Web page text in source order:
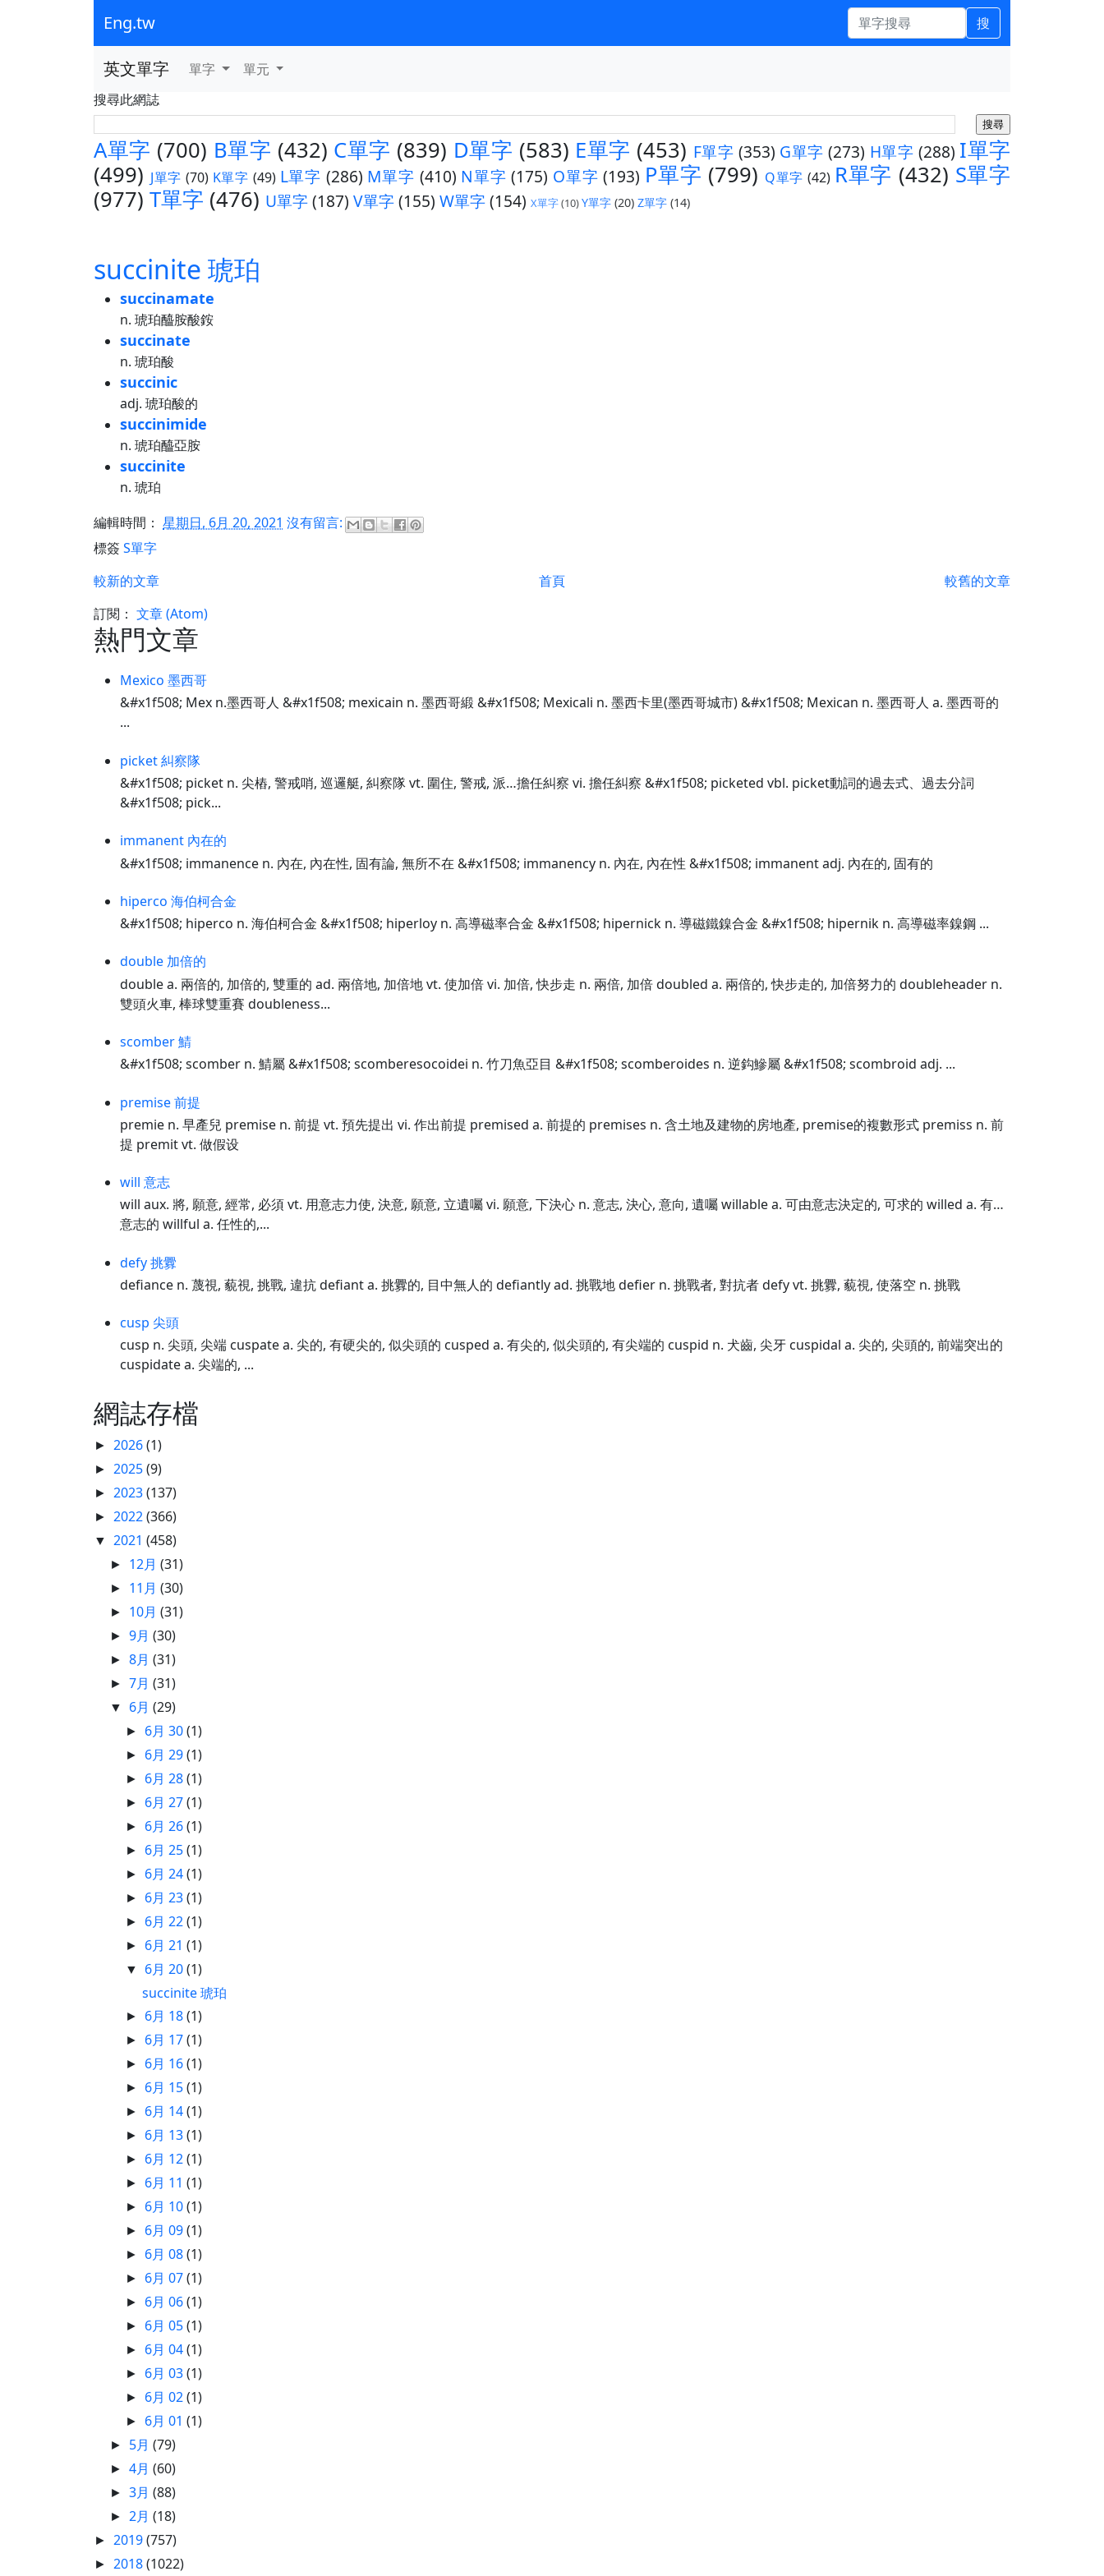
Eng.tw 搜
英文單字 單字
單元
搜尋此網誌
A單字 (700) B單字 (432) C單字 (839) D單字 (583) E單字 (453) F單字 (353) G單字 (273) H單字 (288) I單字
(499) J單字 (70) K單字 (49) L單字 (286) M單字 (410) N單字 (175) O單字 (193) P單字 (799) Q單字 (42) R單字 (432) S單字
(977) T單字 (476) U單字(187) V單字(155) W單字(154) X單字(10)Y單字 (20) Z單字 (14)
succinite 琥珀
succinamate
n. 琥珀醯胺酸銨
succinate
n. 琥珀酸
succinic
adj. 琥珀酸的
succinimide
n. 琥珀醯亞胺
succinite
n. 琥珀
編輯時間： 星期日, 6月 20, 2021 沒有留言:
標簽 S單字
較新的文章
較舊的文章
首頁
訂閱： 文章 (Atom)
熱門文章
Mexico 墨西哥
&#x1f508; Mex n.墨西哥人 &#x1f508; mexicain n. 墨西哥緞 &#x1f508; Mexicali n. 墨西卡里(墨西哥城市) &#x1f508; Mexican n. 墨西哥人 a. 墨西哥的
...
picket 糾察隊
&#x1f508; picket n. 尖樁, 警戒哨, 巡邏艇, 糾察隊 vt. 圍住, 警戒, 派…擔任糾察 vi. 擔任糾察 &#x1f508; picketed vbl. picket動詞的過去式、過去分詞
&#x1f508; pick...
immanent 內在的
&#x1f508; immanence n. 內在, 內在性, 固有論, 無所不在 &#x1f508; immanency n. 內在, 內在性 &#x1f508; immanent adj. 內在的, 固有的
hiperco 海伯柯合金
&#x1f508; hiperco n. 海伯柯合金 &#x1f508; hiperloy n. 高導磁率合金 &#x1f508; hipernick n. 導磁鐵鎳合金 &#x1f508; hipernik n. 高導磁率鎳鋼 ...
double 加倍的
double a. 兩倍的, 加倍的, 雙重的 ad. 兩倍地, 加倍地 vt. 使加倍 vi. 加倍, 快步走 n. 兩倍, 加倍 doubled a. 兩倍的, 快步走的, 加倍努力的 doubleheader n.
雙頭火車, 棒球雙重賽 doubleness...
scomber 鯖
&#x1f508; scomber n. 鯖屬 &#x1f508; scomberesocoidei n. 竹刀魚亞目 &#x1f508; scomberoides n. 逆鈎鰺屬 &#x1f508; scombroid adj. ...
premise 前提
premie n. 早產兒 premise n. 前提 vt. 預先提出 vi. 作出前提 premised a. 前提的 premises n. 含土地及建物的房地產, premise的複數形式 premiss n. 前
提 premit vt. 做假设
will 意志
will aux. 將, 願意, 經常, 必須 vt. 用意志力使, 決意, 願意, 立遺囑 vi. 願意, 下決心 n. 意志, 決心, 意向, 遺囑 willable a. 可由意志決定的, 可求的 willed a. 有…
意志的 willful a. 任性的,...
defy 挑釁
defiance n. 蔑視, 藐視, 挑戰, 違抗 defiant a. 挑釁的, 目中無人的 defiantly ad. 挑戰地 defier n. 挑戰者, 對抗者 defy vt. 挑釁, 藐視, 使落空 n. 挑戰
cusp 尖頭
cusp n. 尖頭, 尖端 cuspate a. 尖的, 有硬尖的, 似尖頭的 cusped a. 有尖的, 似尖頭的, 有尖端的 cuspid n. 犬齒, 尖牙 cuspidal a. 尖的, 尖頭的, 前端突出的
cuspidate a. 尖端的, ...
網誌存檔
► 2026(1)
► 2025(9)
► 2023(137)
► 2022(366)
▼ 2021 (458)
► 12月(31)
► 11月(30)
► 10月(31)
►9月(30)
►8月(31)
►7月(31)
▼ 6月(29)
► 6月 30(1)
► 6月 29(1)
► 6月 28(1)
► 6月 27(1)
► 6月 26(1)
► 6月 25(1)
► 6月 24(1)
► 6月 23(1)
► 6月 22(1)
► 6月 21(1)
▼ 6月 20(1)
succinite 琥珀
► 6月 18(1)
► 6月 17(1)
► 6月 16(1)
► 6月 15(1)
► 6月 14(1)
► 6月 13(1)
► 6月 12(1)
► 6月 11(1)
► 6月 10(1)
► 6月 09(1)
► 6月 08(1)
► 6月 07(1)
► 6月 06(1)
► 6月 05(1)
► 6月 04(1)
► 6月 03(1)
► 6月 02(1)
► 6月 01(1)
► 5月(79)
►4月(60)
►3月(88)
► 2月(18)
► 2019(757)
► 2018(1022)